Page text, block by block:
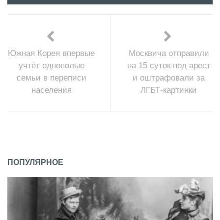
Южная Корея впервые
учтёт однополые
семьи в переписи
населения
Москвича отправили
на 15 суток под арест
и оштрафовали за
ЛГБТ-картинки
ПОПУЛЯРНОЕ